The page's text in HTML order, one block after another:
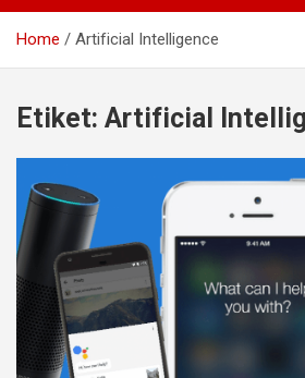
Home Artificial Intelligence
Etiket: Artificial